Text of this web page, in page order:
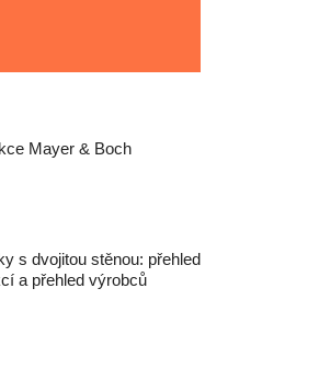
Mayer & Boch
s dvojitou stěnou: přehled
a přehled výrobců